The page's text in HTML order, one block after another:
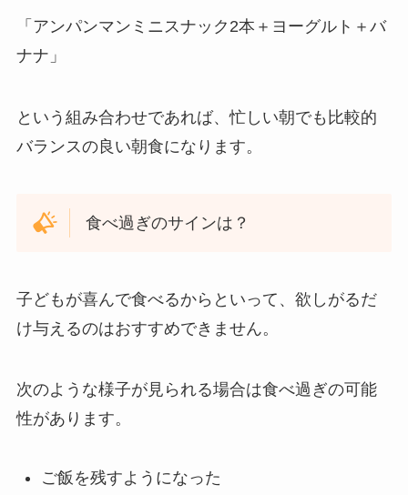
「アンパンマンミニスナック2本＋ヨーグルト＋バ
ナナ」
という組み合わせであれば、忙しい朝でも比較的
バランスの良い朝食になります。
食べ過ぎのサインは？
子どもが喜んで食べるからといって、欲しがるだ
け与えるのはおすすめできません。
次のような様子が見られる場合は食べ過ぎの可能
性があります。
ご飯を残すようになった